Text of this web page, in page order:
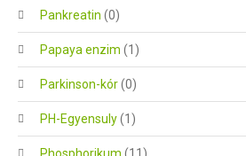
Pankreatin (0)
Papaya enzim (1)
Parkinson-kór(0)
PH-Egyensuly(1)